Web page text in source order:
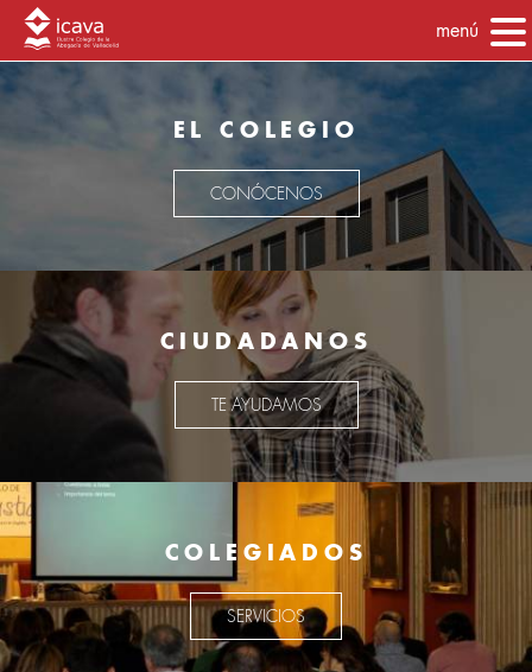
menú
EL COLEGIO
CONÓCENOS
CIUDADANOS
TE AYUDAMOS
COLEGIADOS
SERVICIOS